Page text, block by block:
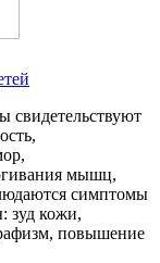
свидетельствуют
мышц,
симптомы
зуд кожи,
повышение